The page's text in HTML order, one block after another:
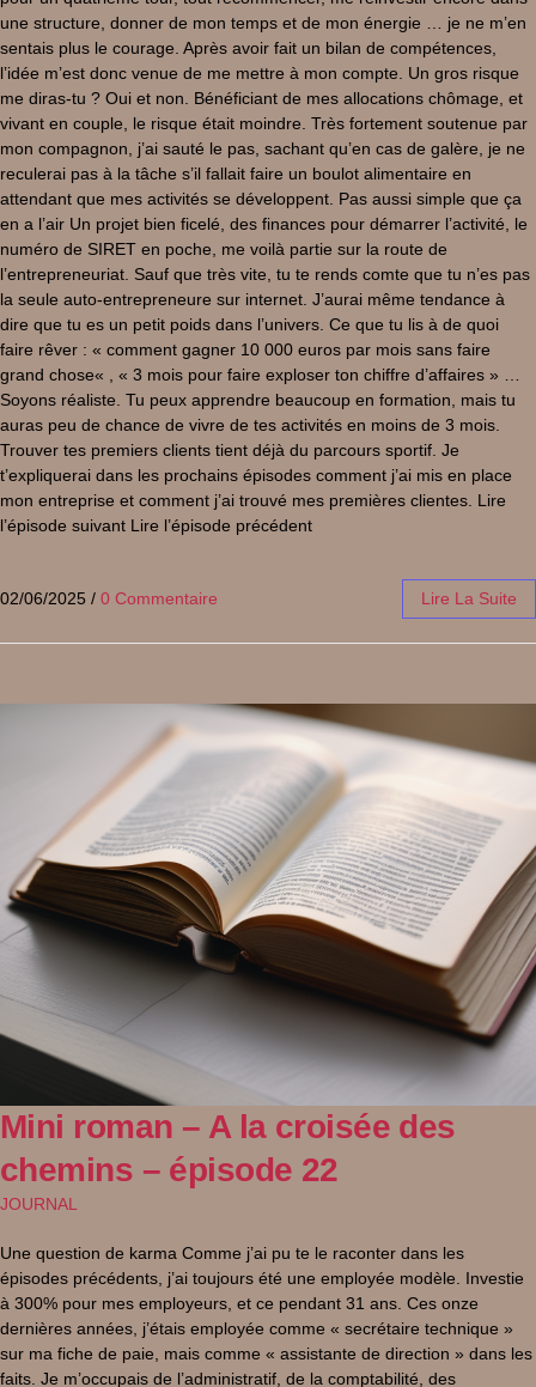
une structure, donner de mon temps et de mon énergie … je ne m’en
sentais plus le courage. Après avoir fait un bilan de compétences,
l’idée m’est donc venue de me mettre à mon compte. Un gros risque
me diras-tu ? Oui et non. Bénéficiant de mes allocations chômage, et
vivant en couple, le risque était moindre. Très fortement soutenue par
mon compagnon, j’ai sauté le pas, sachant qu’en cas de galère, je ne
reculerai pas à la tâche s’il fallait faire un boulot alimentaire en
attendant que mes activités se développent. Pas aussi simple que ça
en a l’air Un projet bien ficelé, des finances pour démarrer l’activité, le
numéro de SIRET en poche, me voilà partie sur la route de
l’entrepreneuriat. Sauf que très vite, tu te rends comte que tu n’es pas
la seule auto-entrepreneure sur internet. J’aurai même tendance à
dire que tu es un petit poids dans l’univers. Ce que tu lis à de quoi
faire rêver : « comment gagner 10 000 euros par mois sans faire
grand chose« , « 3 mois pour faire exploser ton chiffre d’affaires » …
Soyons réaliste. Tu peux apprendre beaucoup en formation, mais tu
auras peu de chance de vivre de tes activités en moins de 3 mois.
Trouver tes premiers clients tient déjà du parcours sportif. Je
t’expliquerai dans les prochains épisodes comment j’ai mis en place
mon entreprise et comment j’ai trouvé mes premières clientes. Lire
l’épisode suivant Lire l’épisode précédent
02/06/2025 / 0 Commentaire Lire La Suite
Mini roman – A la croisée des
chemins – épisode 22
JOURNAL
Une question de karma Comme j’ai pu te le raconter dans les
épisodes précédents, j’ai toujours été une employée modèle. Investie
à 300% pour mes employeurs, et ce pendant 31 ans. Ces onze
dernières années, j’étais employée comme « secrétaire technique »
sur ma fiche de paie, mais comme « assistante de direction » dans les
faits. Je m’occupais de l’administratif, de la comptabilité, des